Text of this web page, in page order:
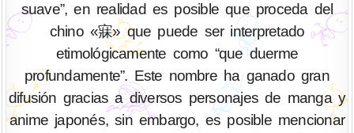
suave”, en realidad es posible que proceda del
chino «寐» que puede ser interpretado
etimológicamente como “que duerme
profundamente”. Este nombre ha ganado gran
difusión gracias a diversos personajes de manga y
anime japonés, sin embargo, es posible mencionar